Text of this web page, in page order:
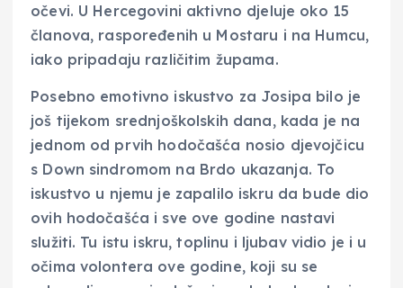
očevi. U Hercegovini aktivno djeluje oko 15
članova, raspoređenih u Mostaru i na Humcu,
iako pripadaju različitim župama.
Posebno emotivno iskustvo za Josipa bilo je
još tijekom srednjoškolskih dana, kada je na
jednom od prvih hodočašća nosio djevojčicu
s Down sindromom na Brdo ukazanja. To
iskustvo u njemu je zapalilo iskru da bude dio
ovih hodočašća i sve ove godine nastavi
služiti. Tu istu iskru, toplinu i ljubav vidio je i u
očima volontera ove godine, koji su se